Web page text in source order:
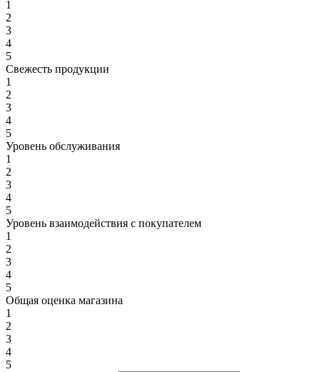
1
2
3
4
5
Свежесть продукции
1
2
3
4
5
Уровень обслуживания
1
2
3
4
5
Уровень взаимодействия с покупателем
1
2
3
4
5
Общая оценка магазина
1
2
3
4
5